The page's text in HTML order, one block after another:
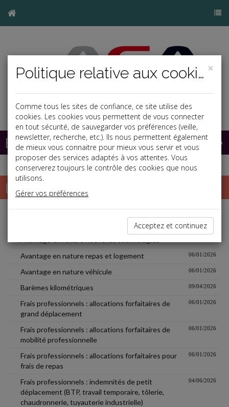
Base documentaire
La paye
Avantage en nature repas et logement 06/01/2026
Avantage en nature véhicule 06/01/2026
Barèmes kilométriques 09/04/2026
Frais professionnels : allocations forfaitaires de
grand déplacement
06/01/2026
Frais professionnels : allocations forfaitaires de
mobilité professionnelle
06/01/2026
Frais professionnels : allocations forfaitaires pour
frais de repas
06/01/2026
Frais professionnels : indemnités de petit
déplacement (BTP, travail temporaire, tôlerie,
chaudronnerie, tuyauterie industrielle)
04/06/2026
×
Politique relative aux cookies
Comme tous les sites de confiance, ce site utilise des
cookies. Les cookies vous permettent de vous connecter
en tout sécurité, de sauvegarder vos préférences (veille,
newsletter, recherche, etc.). Ils nous permettent également
de mieux vous connaitre pour mieux vous servir et vous
proposer des services adaptés à vos attentes. Vous
conserverez toujours le contrôle des cookies que nous
utilisons.
Gérer vos préférences
Acceptez et continuez